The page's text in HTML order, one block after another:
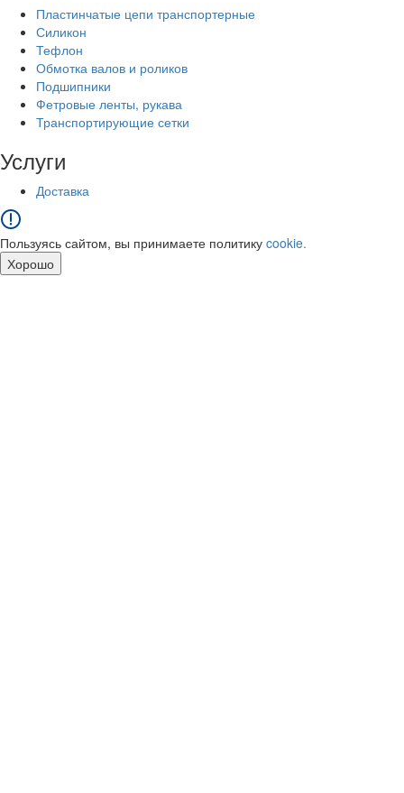
Пластинчатые цепи транспортерные
Силикон
Тефлон
Обмотка валов и роликов
Подшипники
Фетровые ленты, рукава
Транспортирующие сетки
Услуги
Доставка
Пользуясь сайтом, вы принимаете политику cookie.
Хорошо